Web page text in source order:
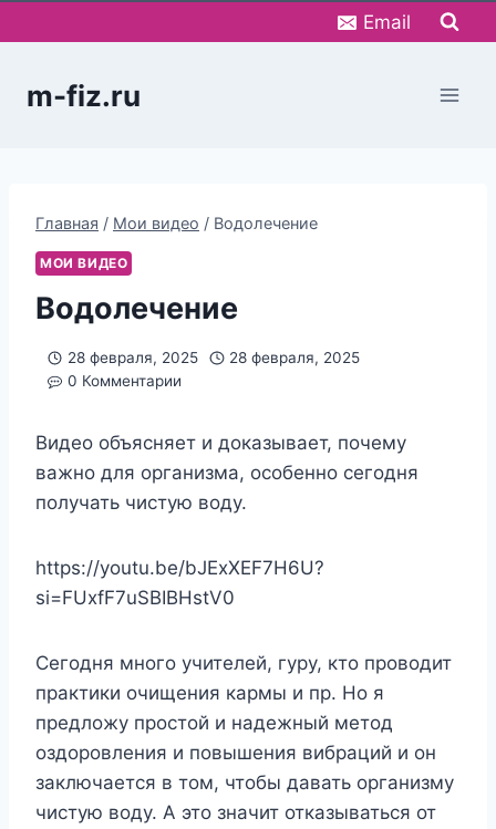
к
Email
m-fiz.ru
Главная / Мои видео / Водолечение
МОИ ВИДЕО
Водолечение
28 февраля, 2025
28 февраля, 2025
0 Комментарии
Видео объясняет и доказывает, почему
важно для организма, особенно сегодня
получать чистую воду.
https://youtu.be/bJExXEF7H6U?
si=FUxfF7uSBIBHstV0
Сегодня много учителей, гуру, кто проводит
практики очищения кармы и пр. Но я
предложу простой и надежный метод
оздоровления и повышения вибраций и он
заключается в том, чтобы давать организму
чистую воду. А это значит отказываться от